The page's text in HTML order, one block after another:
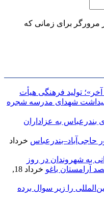
مرورگر برای زمانی که
تولید فرهنگی هیأت
شهدای مدرسه شجره
به عزاداران
حاجی‌آباد–بندرعباس خرداد
به شهروندان در روز
خرداد 18,
را زیر سوال برده